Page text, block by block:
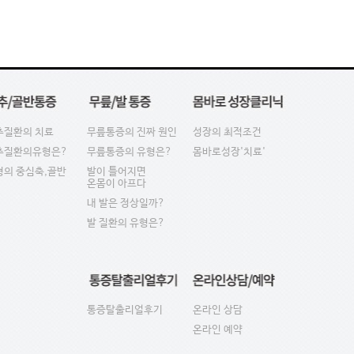
질환의 치료
질환의유형은?
의 중심축,골반
무릎통증의 진짜 원인
무릎통증의 유형은?
발이 틀어지면
온몸이 아프다
내 발은 정상일까?
발 질환의 유형은?
성장의 최적조건
몸바로성장'치료'
통증탈출리얼후기
온라인 상담
온라인 예약